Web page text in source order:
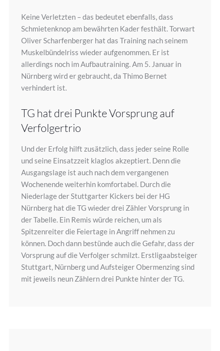
Keine Verletzten – das bedeutet ebenfalls, dass
Schmietenknop am bewährten Kader festhält. Torwart
Oliver Scharfenberger hat das Training nach seinem
Muskelbündelriss wieder aufgenommen. Er ist
allerdings noch im Aufbautraining. Am 5. Januar in
Nürnberg wird er gebraucht, da Thimo Bernet
verhindert ist.
TG hat drei Punkte Vorsprung auf
Verfolgertrio
Und der Erfolg hilft zusätzlich, dass jeder seine Rolle
und seine Einsatzzeit klaglos akzeptiert. Denn die
Ausgangslage ist auch nach dem vergangenen
Wochenende weiterhin komfortabel. Durch die
Niederlage der Stuttgarter Kickers bei der HG
Nürnberg hat die TG wieder drei Zähler Vorsprung in
der Tabelle. Ein Remis würde reichen, um als
Spitzenreiter die Feiertage in Angriff nehmen zu
können. Doch dann bestünde auch die Gefahr, dass der
Vorsprung auf die Verfolger schmilzt. Erstligaabsteiger
Stuttgart, Nürnberg und Aufsteiger Obermenzing sind
mit jeweils neun Zählern drei Punkte hinter der TG.